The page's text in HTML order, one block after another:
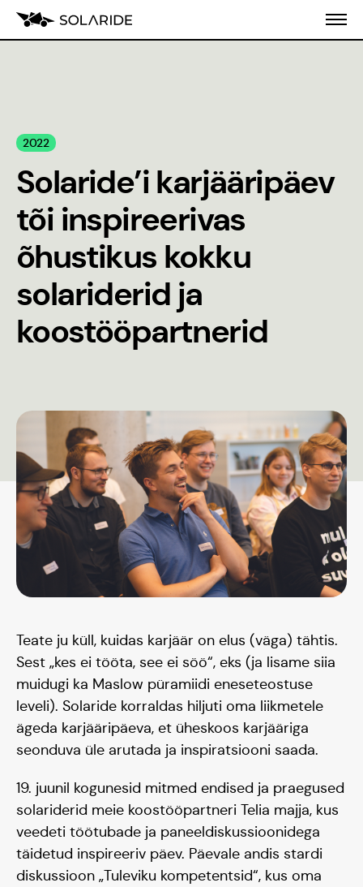
Koolitusprogramm
Blogi
Inseneeria
populariseerimine
Stiilijuhend
2022
Solaride’i karjääripäev
tõi inspireerivas
õhustikus kokku
solariderid ja
koostööpartnerid
Teate ju küll, kuidas karjäär on elus (väga) tähtis.
Sest „kes ei tööta, see ei söö“, eks (ja lisame siia
muidugi ka Maslow püramiidi eneseteostuse
leveli). Solaride korraldas hiljuti oma liikmetele
ägeda karjääripäeva, et üheskoos karjääriga
seonduva üle arutada ja inspiratsiooni saada.
19. juunil kogunesid mitmed endised ja praegused
solariderid meie koostööpartneri Telia majja, kus
veedeti töötubade ja paneeldiskussioonidega
täidetud inspireeriv päev. Päevale andis stardi
diskussioon „Tuleviku kompetentsid“, kus oma